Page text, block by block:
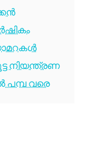
നിയന്ത്രണ
പമ്പ വരെ